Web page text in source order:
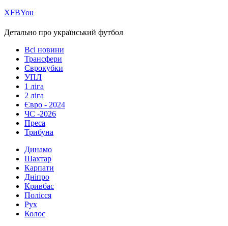
ХFBYou
Детально про український футбол
Всі новини
Трансфери
Єврокубки
УПЛ
1 ліга
2 ліга
Євро - 2024
ЧС -2026
Преса
Трибуна
Динамо
Шахтар
Карпати
Дніпро
Кривбас
Полісся
Рух
Колос